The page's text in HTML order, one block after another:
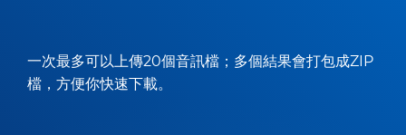
一次最多可以上傳20個音訊檔；多個結果會打包成ZIP
檔，方便你快速下載。